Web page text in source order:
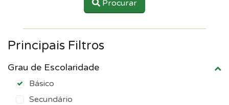
Procurar
Principais Filtros
Grau de Escolaridade
Básico
Secundário